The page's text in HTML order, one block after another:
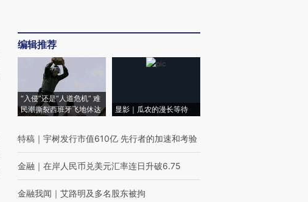
编辑推荐
“入侵”还是“人道危机” 难
民潮撕裂西班牙飞地休达
显影｜瓜农的漫长等待
特稿 ｜ 宇树发行市值610亿 先行者的加速和考验
金融 ｜ 在岸人民币兑美元汇率连日升破6.75
金融我闻 ｜ 艾路明及多名股东被拘